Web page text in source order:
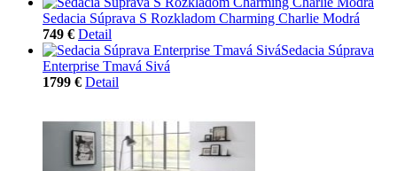
Sedacia Súprava S Rozkladom Charming Charlie Modrá
749 € Detail
Sedacia Súprava
Enterprise Tmavá Sivá
1799 € Detail